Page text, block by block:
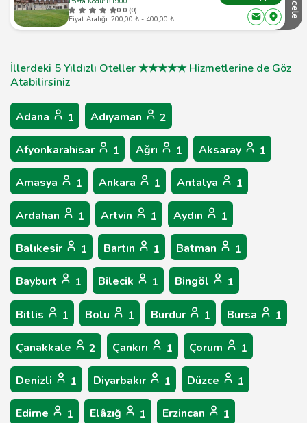
0.0 (0)
Fiyat Aralığı: 200,00 ₺ - 400,00 ₺
İncele
İllerdeki 5 Yıldızlı Oteller ★★★★★ Hizmetlerine de Göz
Atabilirsiniz
Adana 1 Adıyaman 2
Afyonkarahisar 1 Ağrı 1 Aksaray 1
Amasya 1 Ankara 1 Antalya 1
Ardahan 1 Artvin 1 Aydın 1
Balıkesir 1 Bartın 1 Batman 1
Bayburt 1 Bilecik 1 Bingöl 1
Bitlis 1 Bolu 1 Burdur 1 Bursa 1
Çanakkale 2 Çankırı 1 Çorum 1
Denizli 1 Diyarbakır 1 Düzce 1
Edirne 1 Elâzığ 1 Erzincan 1